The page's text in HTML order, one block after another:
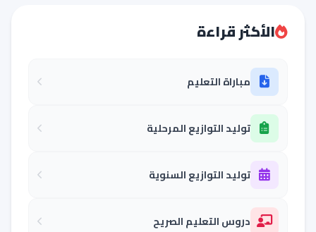
الأكثر قراءة
مباراة التعليم
توليد التوازيع المرحلية
توليد التوازيع السنوية
دروس التعليم الصريح